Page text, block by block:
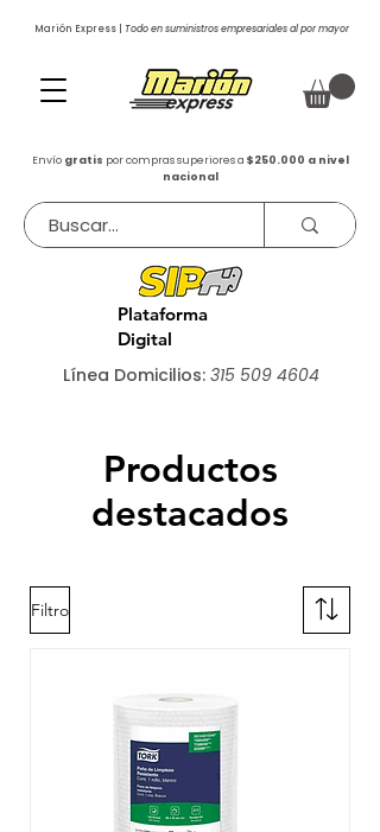
Envío gratis por compras superiores a $250.000 a nivel
nacional
Línea Domicilios: 315 509 4604
Marión Express | Todo en suministros empresariales al por mayor
Plataforma
Digital
Productos
destacados
Filtro